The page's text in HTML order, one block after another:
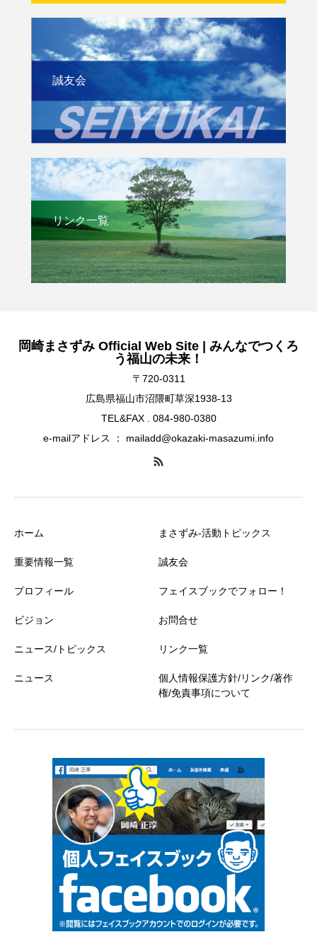
誠友会
リンク一覧
岡崎まさずみ Official Web Site | みんなでつくろ
う福山の未来！
〒720-0311
広島県福山市沼隈町草深1938-13
TEL&FAX . 084-980-0380
e-mailアドレス ： mailadd@okazaki-masazumi.info
ホーム
重要情報一覧
プロフィール
ビジョン
ニュース/トピックス
ニュース
まさずみ-活動トピックス
誠友会
フェイスブックでフォロー！
お問合せ
リンク一覧
個人情報保護方針/リンク/著作
権/免責事項について